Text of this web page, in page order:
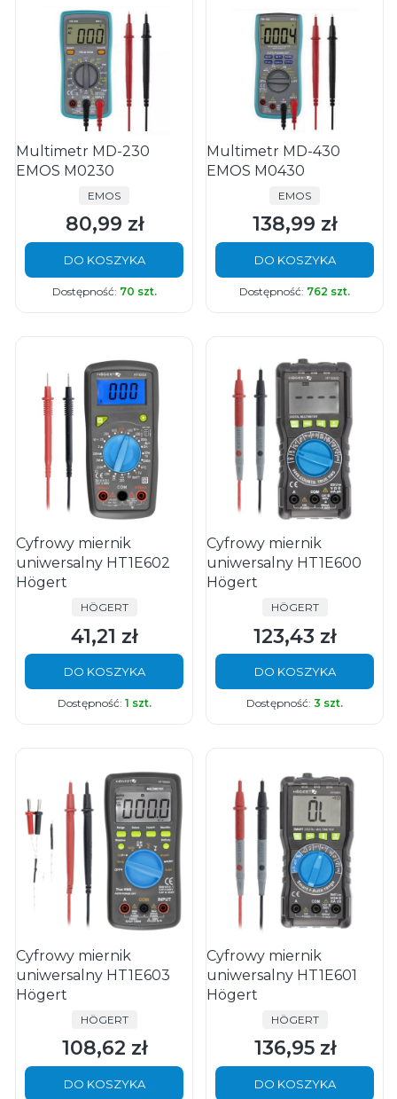
Multimetr MD-230
EMOS M0230
PRODUCENT
EMOS
Cena
80,99 zł
DO KOSZYKA
Dostępność: 70 szt.
Multimetr MD-430
EMOS M0430
PRODUCENT
EMOS
Cena
138,99 zł
DO KOSZYKA
Dostępność: 762 szt.
Cyfrowy miernik
uniwersalny HT1E602
Högert
PRODUCENT
HÖGERT
Cena
41,21 zł
DO KOSZYKA
Dostępność: 1 szt.
Cyfrowy miernik
uniwersalny HT1E600
Högert
PRODUCENT
HÖGERT
Cena
123,43 zł
DO KOSZYKA
Dostępność: 3 szt.
Cyfrowy miernik
uniwersalny HT1E603
Högert
PRODUCENT
HÖGERT
Cena
108,62 zł
DO KOSZYKA
Cyfrowy miernik
uniwersalny HT1E601
Högert
PRODUCENT
HÖGERT
Cena
136,95 zł
DO KOSZYKA